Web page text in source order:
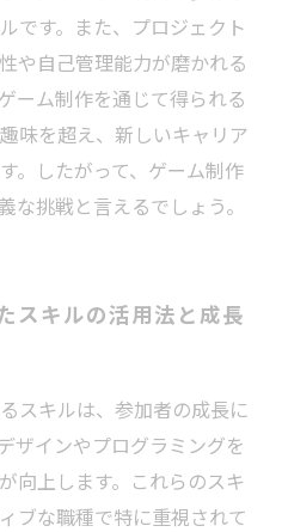
です。また、プロジェクト
や自己管理能力が磨かれる
ーム制作を通じて得られる
味を超え、新しいキャリア
。したがって、ゲーム制作
な挑戦と言えるでしょう。
スキルの活用法と成長
スキルは、参加者の成長に
ザインやプログラミングを
向上します。これらのスキ
ブな職種で特に重視されて